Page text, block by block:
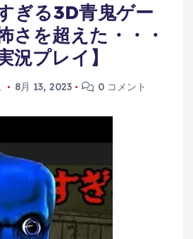
ぎる3D青鬼ゲー
さを超えた・・・
況プレイ】
8月 13, 2023 0 コメント